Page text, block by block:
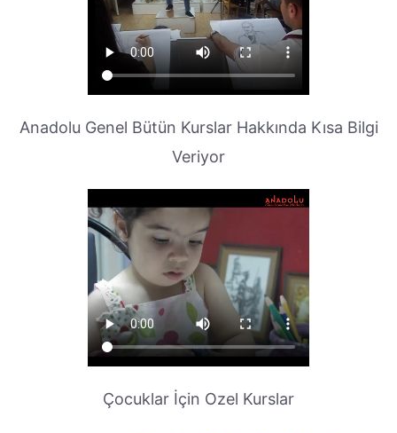
Anadolu Genel Bütün Kurslar Hakkında Kısa Bilgi
Veriyor
Çocuklar İçin Ozel Kurslar